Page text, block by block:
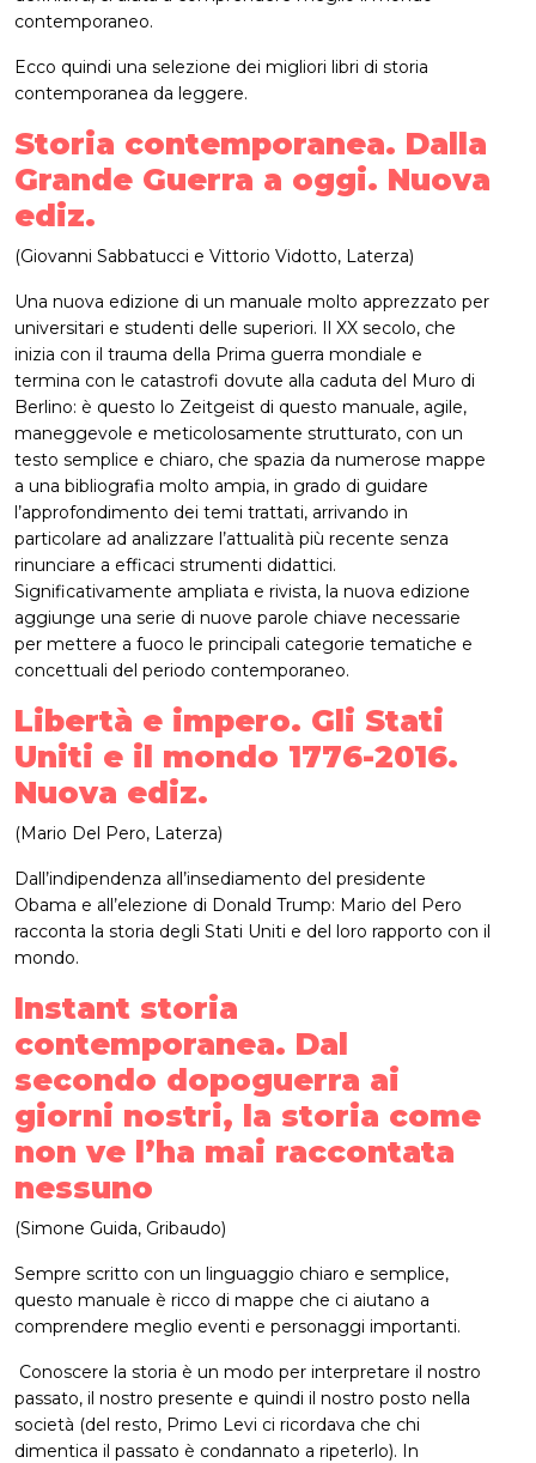
contemporaneo.
Ecco quindi una selezione dei migliori libri di storia
contemporanea da leggere.
Storia contemporanea. Dalla
Grande Guerra a oggi. Nuova
ediz.
(Giovanni Sabbatucci e Vittorio Vidotto, Laterza)
Una nuova edizione di un manuale molto apprezzato per
universitari e studenti delle superiori. Il XX secolo, che
inizia con il trauma della Prima guerra mondiale e
termina con le catastrofi dovute alla caduta del Muro di
Berlino: è questo lo Zeitgeist di questo manuale, agile,
maneggevole e meticolosamente strutturato, con un
testo semplice e chiaro, che spazia da numerose mappe
a una bibliografia molto ampia, in grado di guidare
l’approfondimento dei temi trattati, arrivando in
particolare ad analizzare l’attualità più recente senza
rinunciare a efficaci strumenti didattici.
Significativamente ampliata e rivista, la nuova edizione
aggiunge una serie di nuove parole chiave necessarie
per mettere a fuoco le principali categorie tematiche e
concettuali del periodo contemporaneo.
Libertà e impero. Gli Stati
Uniti e il mondo 1776-2016.
Nuova ediz.
(Mario Del Pero, Laterza)
Dall’indipendenza all’insediamento del presidente
Obama e all’elezione di Donald Trump: Mario del Pero
racconta la storia degli Stati Uniti e del loro rapporto con il
mondo.
Instant storia
contemporanea. Dal
secondo dopoguerra ai
giorni nostri, la storia come
non ve l’ha mai raccontata
nessuno
(Simone Guida, Gribaudo)
Sempre scritto con un linguaggio chiaro e semplice,
questo manuale è ricco di mappe che ci aiutano a
comprendere meglio eventi e personaggi importanti.
Conoscere la storia è un modo per interpretare il nostro
passato, il nostro presente e quindi il nostro posto nella
società (del resto, Primo Levi ci ricordava che chi
dimentica il passato è condannato a ripeterlo). In